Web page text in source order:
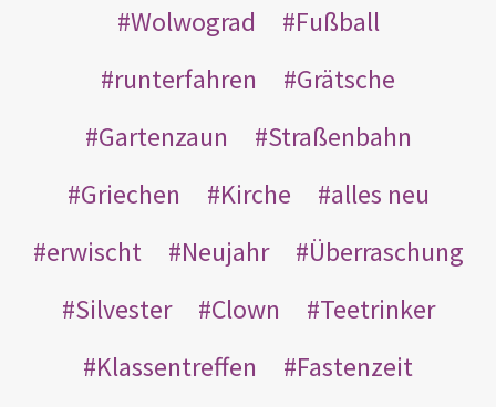
Wolwograd
Fußball
runterfahren
Grätsche
Gartenzaun
Straßenbahn
Griechen
Kirche
alles neu
erwischt
Neujahr
Überraschung
Silvester
Clown
Teetrinker
Klassentreffen
Fastenzeit